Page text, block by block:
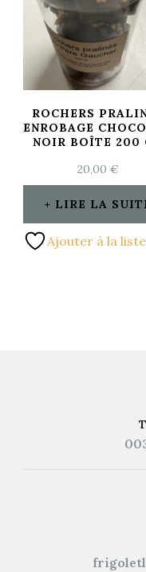
ROCHERS
ENROBAGE
NOIR BOÎTE 200
20,00 €
LIRE LA
Ajouter à la liste